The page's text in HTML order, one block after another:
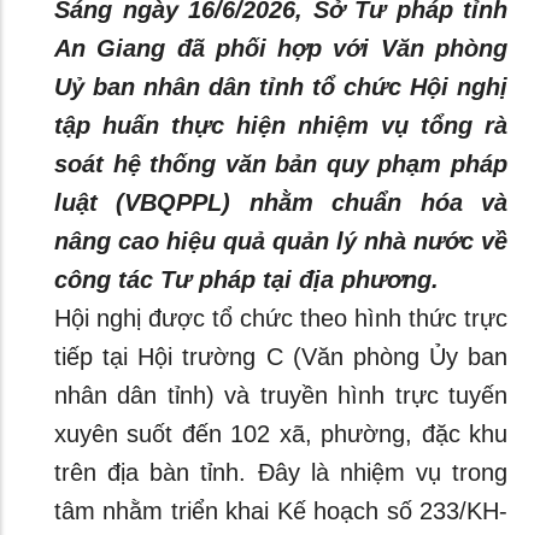
Sáng ngày 16/6/2026, Sở Tư pháp tỉnh
An Giang đã phối hợp với Văn phòng
Uỷ ban nhân dân tỉnh tổ chức Hội nghị
tập huấn thực hiện nhiệm vụ tổng rà
soát hệ thống văn bản quy phạm pháp
luật (VBQPPL) nhằm chuẩn hóa và
nâng cao hiệu quả quản lý nhà nước về
công tác Tư pháp tại địa phương.
Hội nghị được tổ chức theo hình thức trực
tiếp tại Hội trường C (Văn phòng Ủy ban
nhân dân tỉnh) và truyền hình trực tuyến
xuyên suốt đến 102 xã, phường, đặc khu
trên địa bàn tỉnh. Đây là nhiệm vụ trong
tâm nhằm triển khai Kế hoạch số 233/KH-